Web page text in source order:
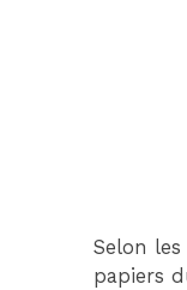
Selon
papiers